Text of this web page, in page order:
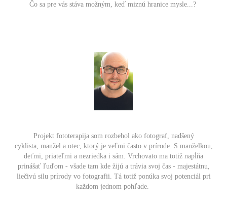
​​​​​​​​​​​​​Čo sa pre vás stáva možným, keď miznú hranice mysle...?
Projekt fototerapija som rozbehol ako fotograf, nadšený
cyklista, manžel a otec, ktorý je veľmi často v prírode. S manželkou,
deťmi, priateľmi a nezriedka i sám. Vrchovato ma totiž napĺňa
prinášať ľuďom - všade tam kde žijú a trávia svoj čas - majestátnu,
liečivú silu prírody vo fotografii. Tá totiž ponúka svoj potenciál pri
každom jednom pohľade.